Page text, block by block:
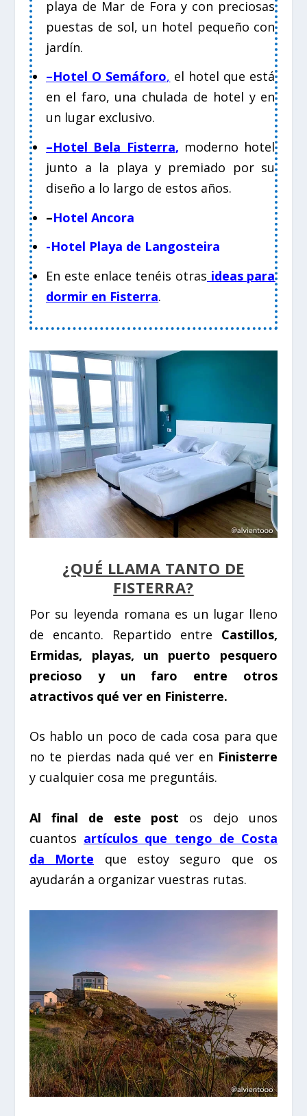
playa de Mar de Fora y con preciosas
puestas de sol, un hotel pequeño con
jardín.
–Hotel O Semáforo, el hotel que está
en el faro, una chulada de hotel y en
un lugar exclusivo.
–Hotel Bela Fisterra, moderno hotel
junto a la playa y premiado por su
diseño a lo largo de estos años.
–Hotel Ancora
-Hotel Playa de Langosteira
En este enlace tenéis otras ideas para
dormir en Fisterra.
¿QUÉ LLAMA TANTO DE
FISTERRA?
Por su leyenda romana es un lugar lleno
de encanto. Repartido entre Castillos,
Ermidas, playas, un puerto pesquero
precioso y un faro entre otros
atractivos qué ver en Finisterre.
Os hablo un poco de cada cosa para que
no te pierdas nada qué ver en Finisterre
y cualquier cosa me preguntáis.
Al final de este post os dejo unos
cuantos artículos que tengo de Costa
da Morte que estoy seguro que os
ayudarán a organizar vuestras rutas.